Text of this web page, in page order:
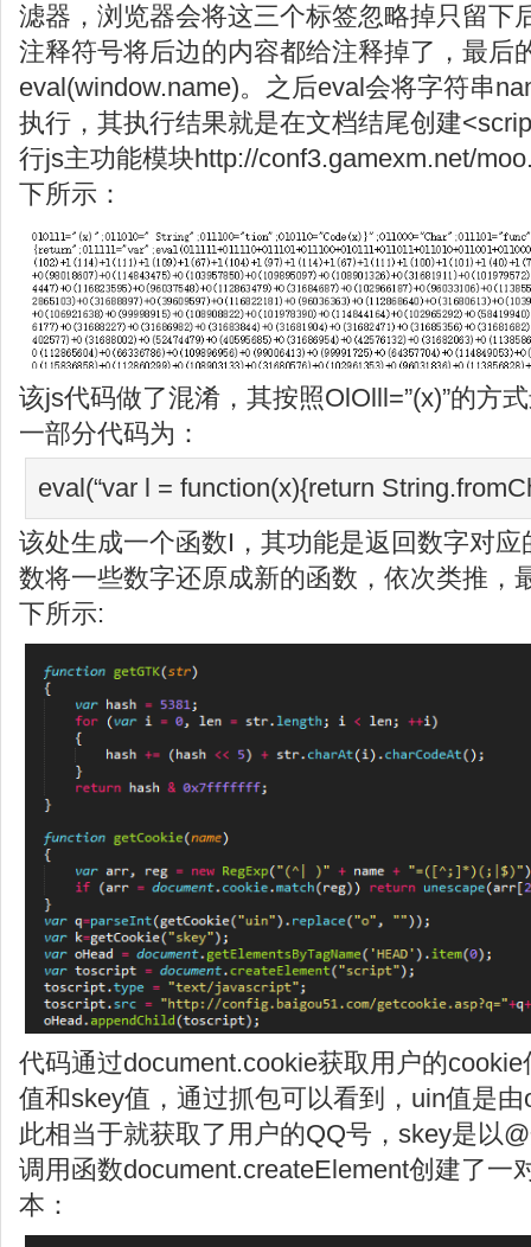
滤器，浏览器会将这三个标签忽略掉只留下
注释符号将后边的内容都给注释掉了，最后
eval(window.name)。之后eval会将字符串
执行，其执行结果就是在文档结尾创建
行js主功能模块http://conf3.gamexm.net/
下所示：
该js代码做了混淆，其按照OlOlll=”(x)”的方
一部分代码为：
eval(“var l = function(x){return
该处生成一个函数I，其功能是返回数字对
数将一些数字还原成新的函数，依次类推，
下所示:
代码通过document.cookie获取用户的
值和skey值，通过抓包可以看到，uin值是
此相当于就获取了用户的QQ号，skey是以
调用函数document.createElement创建了一
本：